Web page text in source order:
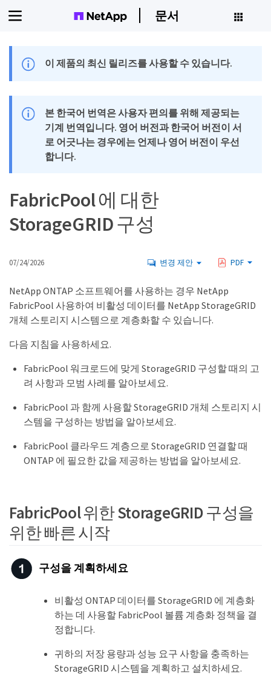
문서
이 제품의 최신 릴리즈를 사용할 수 있습니다.
본 한국어 번역은 사용자 편의를 위해 제공되는
기계 번역입니다. 영어 버전과 한국어 버전이 서
로 어긋나는 경우에는 언제나 영어 버전이 우선
합니다.
FabricPool 에 대한
StorageGRID 구성
07/24/2026 변경 제안 PDF
NetApp ONTAP 소프트웨어를 사용하는 경우 NetApp
FabricPool 사용하여 비활성 데이터를 NetApp StorageGRID
개체 스토리지 시스템으로 계층화할 수 있습니다.
다음 지침을 사용하세요.
FabricPool 워크로드에 맞게 StorageGRID 구성할 때의 고
려 사항과 모범 사례를 알아보세요.
FabricPool 과 함께 사용할 StorageGRID 개체 스토리지 시
스템을 구성하는 방법을 알아보세요.
FabricPool 클라우드 계층으로 StorageGRID 연결할 때
ONTAP 에 필요한 값을 제공하는 방법을 알아보세요.
FabricPool 위한 StorageGRID 구성을
위한 빠른 시작
구성을 계획하세요
비활성 ONTAP 데이터를 StorageGRID 에 계층화
하는 데 사용할 FabricPool 볼륨 계층화 정책을 결
정합니다.
귀하의 저장 용량과 성능 요구 사항을 충족하는
StorageGRID 시스템을 계획하고 설치하세요.